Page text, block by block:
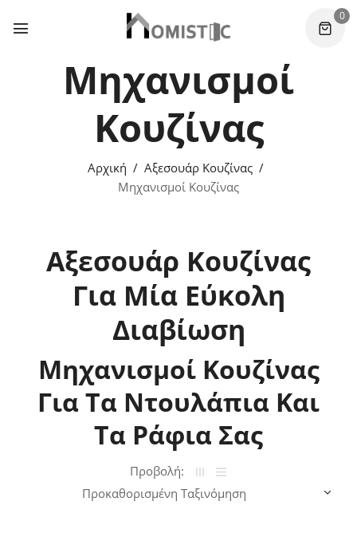
0
Μηχανισμοί
Κουζίνας
Αρχική
Αξεσουάρ Κουζίνας
Μηχανισμοί Κουζίνας
Αξεσουάρ Κουζίνας
Για Μία Εύκολη
Διαβίωση
Μηχανισμοί Κουζίνας
Για Τα Ντουλάπια Και
Τα Ράφια Σας
Προβολή: